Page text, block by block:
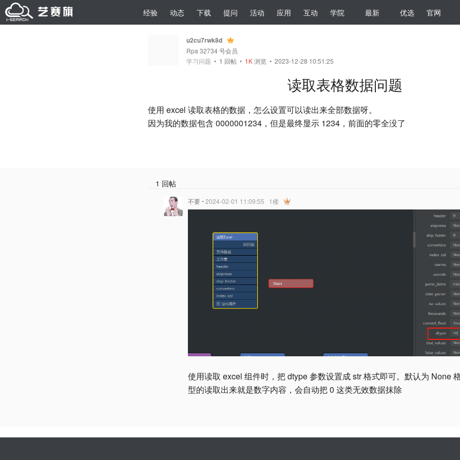
经验 动态 下载 提问 活动 应用 互动 学院 最新 优选 官网
u2cu7rwk8d
Rpa 32734 号会员
学习问题 • 1 回帖 • 1K浏览 • 2023-12-28 10:51:25
读取表格数据问题
使用 excel 读取表格的数据，怎么设置可以读出来全部数据呀。
因为我的数据包含 0000001234，但是最终显示 1234，前面的零全没了
1 回帖
不要• 2024-02-01 11:09:55 1楼
使用读取 excel 组件时，把 dtype 参数设置成 str 格式即可。默认为 None
型的读取出来就是数字内容，会自动把 0 这类无效数据抹除